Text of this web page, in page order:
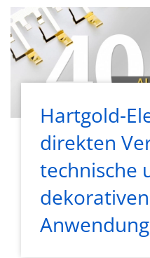
Hartgold-
direkten
technische
dekorativen